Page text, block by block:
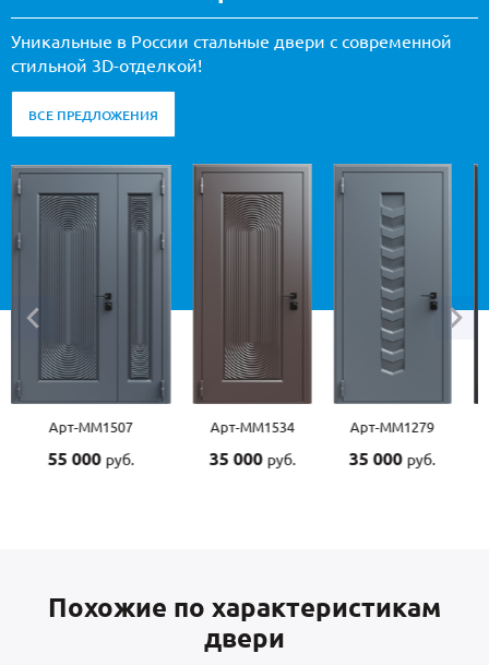
Уникальные в России стальные двери с современной
стильной 3D-отделкой!
ВСЕ ПРЕДЛОЖЕНИЯ
Арт-ММ1534
35 000руб.
Арт-ММ1279
35 000 руб.
Арт-ММ1570
45 000 руб.
Похожие по характеристикам
двери